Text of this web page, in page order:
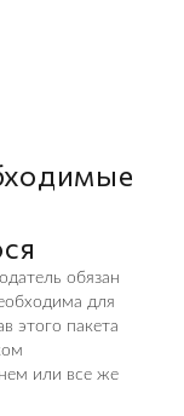
обязан
для
этого пакета
или все же